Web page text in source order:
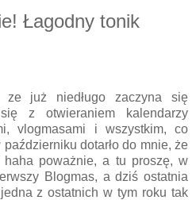
Łagodny tonik
ze już niedługo zaczyna się
z otwieraniem kalendarzy
vlogmasami i wszystkim, co
dotarło do mnie, że
poważnie, a tu proszę, w
Blogmas, a dziś ostatnia
z ostatnich w tym roku tak